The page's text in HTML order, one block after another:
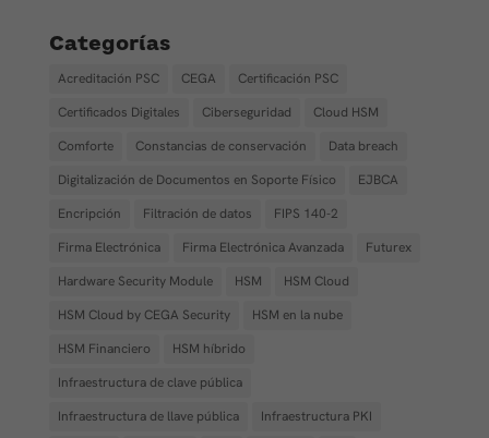
Categorías
Acreditación PSC CEGA
Certificación PSC
Certificados Digitales
Ciberseguridad
Cloud HSM
Comforte
Constancias de conservación
Data breach
Digitalización de Documentos en Soporte Físico
EJBCA
Encripción
Filtración de datos
FIPS 140-2
Firma Electrónica
Firma Electrónica Avanzada
Futurex
Hardware Security Module
HSM
HSM Cloud
HSM Cloud by CEGA Security
HSM en la nube
HSM Financiero
HSM híbrido
Infraestructura de clave pública
Infraestructura de llave pública
Infraestructura PKI